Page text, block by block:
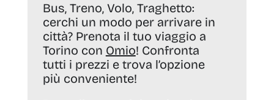
Bus, Treno, Volo, Traghetto:
cerchi un modo per arrivare in
città? Prenota il tuo viaggio a
Torino con Omio! Confronta
tutti i prezzi e trova l’opzione
più conveniente!